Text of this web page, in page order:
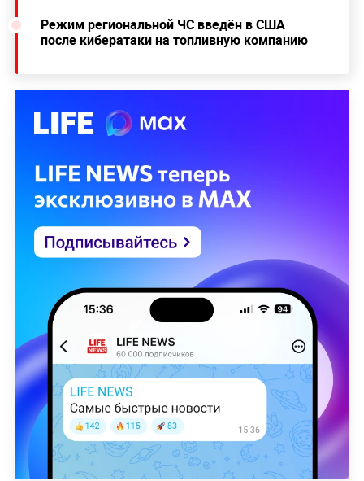
Режим региональной ЧС введён в США
после кибератаки на топливную компанию